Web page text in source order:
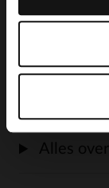
Carbon
Alles